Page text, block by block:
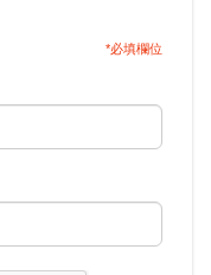
*必填欄位